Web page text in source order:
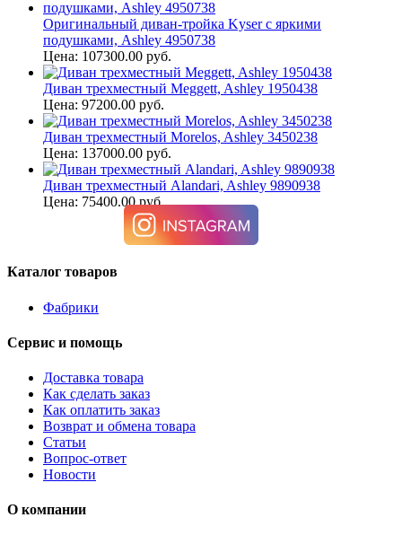
Оригинальный диван-тройка Kyser с яркими
подушками, Ashley 4950738
Цена: 107300.00 руб.
Диван трехместный Meggett, Ashley 1950438
Цена: 97200.00 руб.
Диван трехместный Morelos, Ashley 3450238
Цена: 137000.00 руб.
Диван трехместный Alandari, Ashley 9890938
Цена: 75400.00 руб.
Каталог товаров
Фабрики
Сервис и помощь
Доставка товара
Как сделать заказ
Как оплатить заказ
Возврат и обмена товара
Статьи
Вопрос-ответ
Новости
О компании